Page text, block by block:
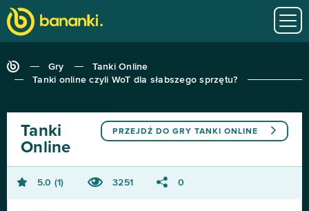
Gry
Tanki Online
Tanki online czyli WoT dla słabszego sprzętu?
PRZEJDŹ DO GRY TANKI ONLINE
Tanki
Online
5.0 1 3251 0